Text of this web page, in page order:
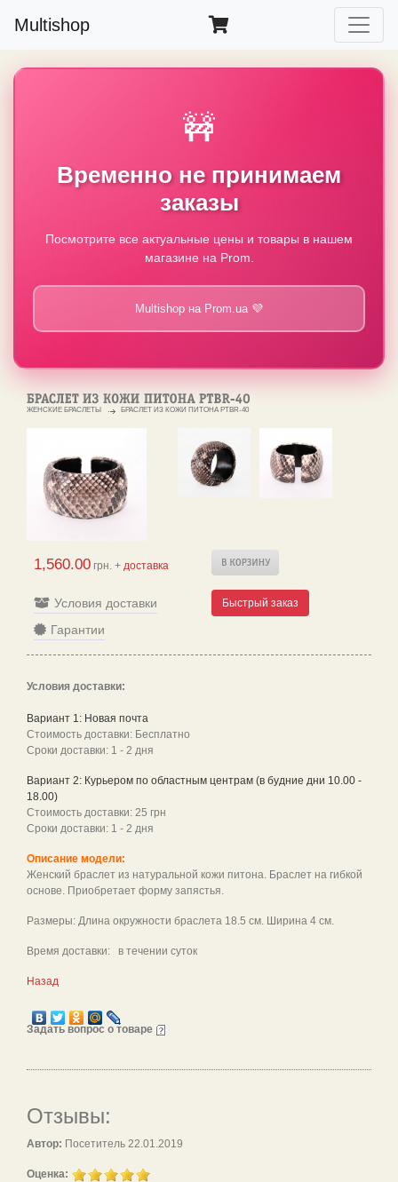
Multishop
🚧
Временно не принимаем
заказы
Посмотрите все актуальные цены и товары в нашем
магазине на Prom.
Multishop на Prom.ua 💜
ЖЕНСКИЕ БРАСЛЕТЫ БРАСЛЕТ ИЗ КОЖИ ПИТОНА PTBR-40
1,560.00 грн. + доставка
Условия доставки
Гарантии
Быстрый заказ
Условия доставки:
Вариант 1: Новая почта
Стоимость доставки: Бесплатно
Сроки доставки: 1 - 2 дня
Вариант 2: Курьером по областным центрам (в будние дни 10.00 -
18.00)
Стоимость доставки: 25 грн
Сроки доставки: 1 - 2 дня
Описание модели:
Женский браслет из натуральной кожи питона. Браслет на гибкой
основе. Приобретает форму запястья.
Размеры: Длина окружности браслета 18.5 см. Ширина 4 см.
Время доставки: в течении суток
Назад
Задать вопрос о товаре
Отзывы:
Автор: Посетитель 22.01.2019
Оценка: